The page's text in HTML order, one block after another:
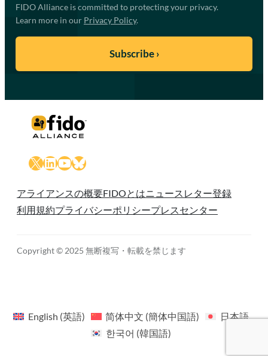
FIDO Alliance is committed to protecting your privacy.
Learn more in our Privacy Policy.
X LinkedIn
YouTube
Bluesky
アライアンスの概要FIDOとは ニュースレター登録
利用規約プライバシーポリシープレスセンター
Copyright © 2025 無断複写・転載を禁じます
English (英語) 简体中文 (簡体中国語)
日本語
한국어 (韓国語)